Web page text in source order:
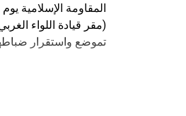
تموضع واستقرار